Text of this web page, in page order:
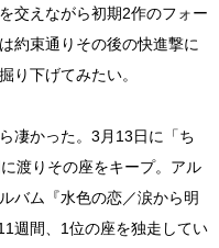
交えながら初期2作のフォー
約束通りその後の快進撃に
り下げてみたい。
凄かった。3月13日に「ち
渡りその座をキープ。アル
バム『水色の恋／涙から明
週間、1位の座を独走してい